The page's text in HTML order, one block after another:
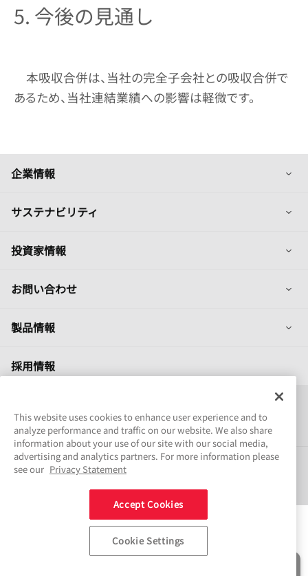
5. 今後の見通し
本吸収合併は、当社の完全子会社との吸収合併で
あるため、当社連結業績への影響は軽微です。
企業情報 列
サステナビリティ 列
投資家情報 列
お問い合わせ 列
製品情報 列
採用情報
Share
ソーシャルメディアポリシー 商標について ご利用条件
情報セキュリティ基本方針 個人情報保護方針
This website uses cookies to enhance user experience and to
analyze performance and traffic on our website. We also share
information about your use of our site with our social media,
advertising and analytics partners. For more information please
see our Privacy Statement
Accept Cookies
Cookie Settings